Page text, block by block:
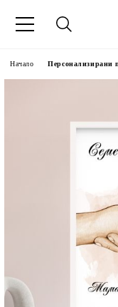
Начало Персонализирани